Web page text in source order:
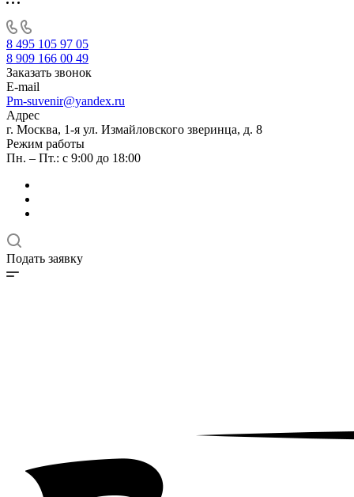
8 495 105 97 05
8 909 166 00 49
Заказать звонок
E-mail
Pm-suvenir@yandex.ru
Адрес
г. Москва, 1-я ул. Измайловского зверинца, д. 8
Режим работы
Пн. – Пт.: с 9:00 до 18:00
Подать заявку